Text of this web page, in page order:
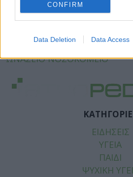
CONFIRM
Data Deletion Data Access
Facebook
Twitter
ΕΙΝΑΠ,ΕΡΓΑΣΤΗΡΙΟ
ΩΝΑΣΕΙΟ ΝΟΣΟΚΟΜΕΙΟ
ΕΙΔΗΣΕΙΣ
ΥΓΕΙΑ
ΠΑΙΔΙ
ΨΥΧΙΚΗ